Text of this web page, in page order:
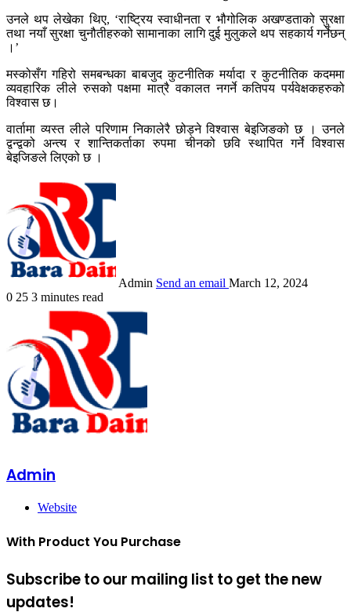
उनले थप लेखेका थिए, ‘राष्ट्रिय स्वाधीनता र भौगोलिक अखण्डताको सुरक्षा
तथा नयाँ सुरक्षा चुनौतीहरुको सामानाका लागि दुई मुलुकले थप सहकार्य गर्नेछन्
।’
मस्कोसँग गहिरो समबन्धका बाबजुद कुटनीतिक मर्यादा र कुटनीतिक कदममा
व्यवहारिक लीले रुसको पक्षमा मात्रै वकालत नगर्ने कतिपय पर्यवेक्षकहरुको
विश्वास छ।
वार्तामा व्यस्त लीले परिणाम निकालेरै छोड्ने विश्वास बेइजिङको छ । उनले
द्वन्द्वको अन्त्य र शान्तिकर्ताका रुपमा चीनको छवि स्थापित गर्ने विश्वास
बेइजिङले लिएको छ ।
Admin Send an email March 12, 2024
0 25 3 minutes read
Admin
Website
With Product You Purchase
Subscribe to our mailing list to get the new
updates!